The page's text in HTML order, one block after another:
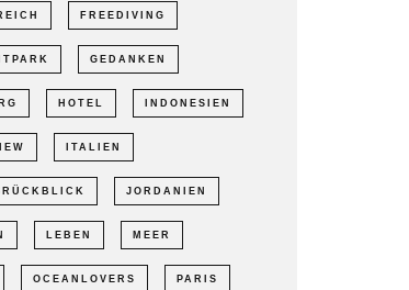
FREEDIVING
GEDANKEN
HOTEL INDONESIEN
ITALIEN
JORDANIEN
LEBEN MEER
OCEANLOVERS PARIS